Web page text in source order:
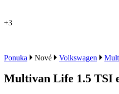
+3
Ponuka Nové Volkswagen
Multivan Life 1.5 TSI